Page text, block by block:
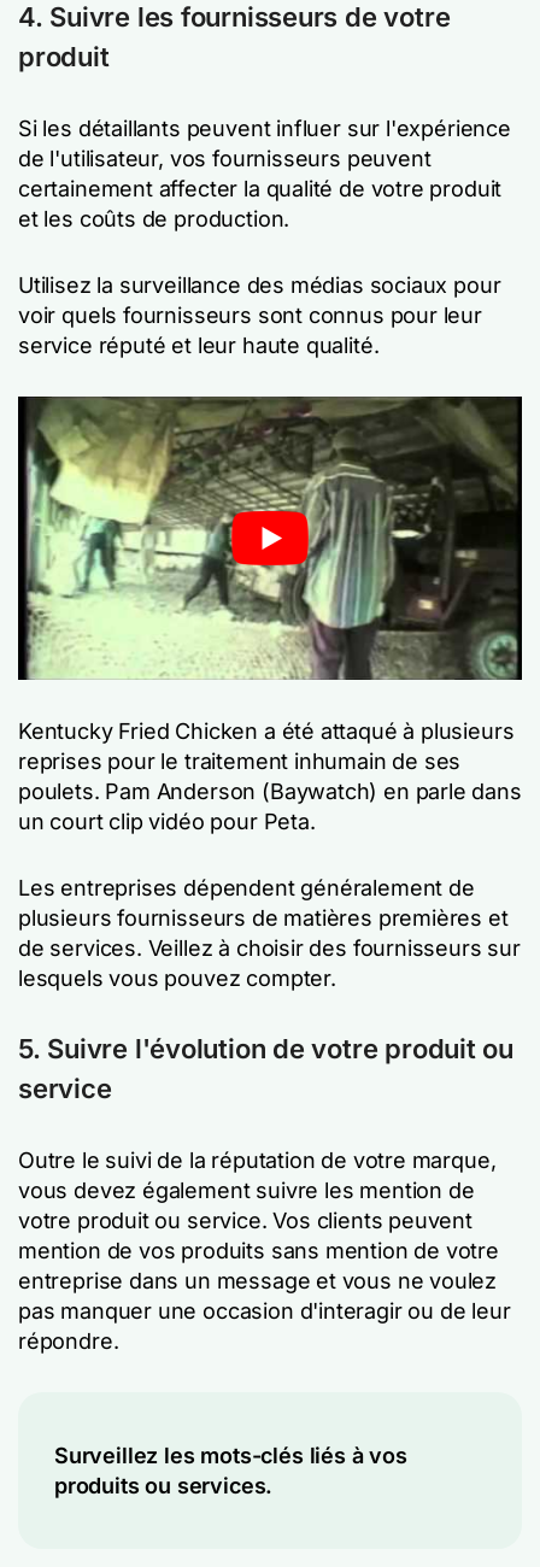
4. Suivre les fournisseurs de votre
produit
Si les détaillants peuvent influer sur l'expérience
de l'utilisateur, vos fournisseurs peuvent
certainement affecter la qualité de votre produit
et les coûts de production.
Utilisez la surveillance des médias sociaux pour
voir quels fournisseurs sont connus pour leur
service réputé et leur haute qualité.
Kentucky Fried Chicken a été attaqué à plusieurs
reprises pour le traitement inhumain de ses
poulets. Pam Anderson (Baywatch) en parle dans
un court clip vidéo pour Peta.
Les entreprises dépendent généralement de
plusieurs fournisseurs de matières premières et
de services. Veillez à choisir des fournisseurs sur
lesquels vous pouvez compter.
5. Suivre l'évolution de votre produit ou
service
Outre le suivi de la réputation de votre marque,
vous devez également suivre les mention de
votre produit ou service. Vos clients peuvent
mention de vos produits sans mention de votre
entreprise dans un message et vous ne voulez
pas manquer une occasion d'interagir ou de leur
répondre.
Surveillez les mots-clés liés à vos
produits ou services.